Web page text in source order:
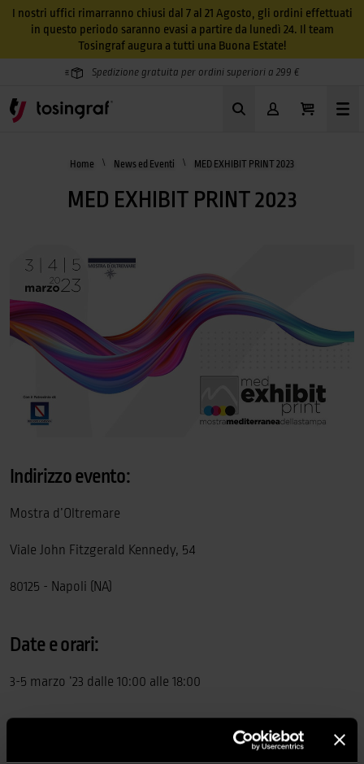
I nostri uffici rimarranno chiusi dal 7 al 21 Agosto, gli ordini effettuati
in questo periodo saranno evasi a partire da lunedì 24. Il team
Tosingraf augura a tutti una Buona Estate!
Spedizione gratuita per ordini superiori a 299 €
Home News ed Eventi MED EXHIBIT PRINT 2023
MED EXHIBIT PRINT 2023
Indirizzo evento:
Mostra d’Oltremare
Viale John Fitzgerald Kennedy, 54
80125 - Napoli (NA)
Date e orari:
3-5 marzo ‘23 dalle 10:00 alle 18:00